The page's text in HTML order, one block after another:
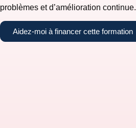
problèmes et d’amélioration continue.
Aidez-moi à financer cette formation